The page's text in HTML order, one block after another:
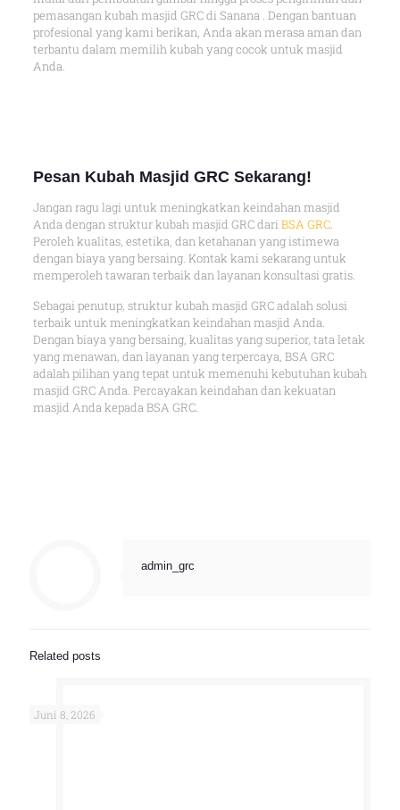
pemasangan kubah masjid GRC di Sanana . Dengan bantuan
profesional yang kami berikan, Anda akan merasa aman dan
terbantu dalam memilih kubah yang cocok untuk masjid
Anda.
Pesan Kubah Masjid GRC Sekarang!
Jangan ragu lagi untuk meningkatkan keindahan masjid
Anda dengan struktur kubah masjid GRC dari BSA GRC.
Peroleh kualitas, estetika, dan ketahanan yang istimewa
dengan biaya yang bersaing. Kontak kami sekarang untuk
memperoleh tawaran terbaik dan layanan konsultasi gratis.
Sebagai penutup, struktur kubah masjid GRC adalah solusi
terbaik untuk meningkatkan keindahan masjid Anda.
Dengan biaya yang bersaing, kualitas yang superior, tata letak
yang menawan, dan layanan yang terpercaya, BSA GRC
adalah pilihan yang tepat untuk memenuhi kebutuhan kubah
masjid GRC Anda. Percayakan keindahan dan kekuatan
masjid Anda kepada BSA GRC.
admin_grc
Related posts
Juni 8, 2026